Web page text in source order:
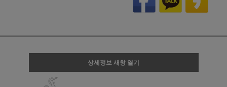
상세정보 새창 열기